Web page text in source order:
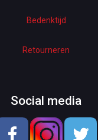
Hardware
Beauty & Health
School & OfficeSupplies
Bedenktijd
Retourneren
Social media